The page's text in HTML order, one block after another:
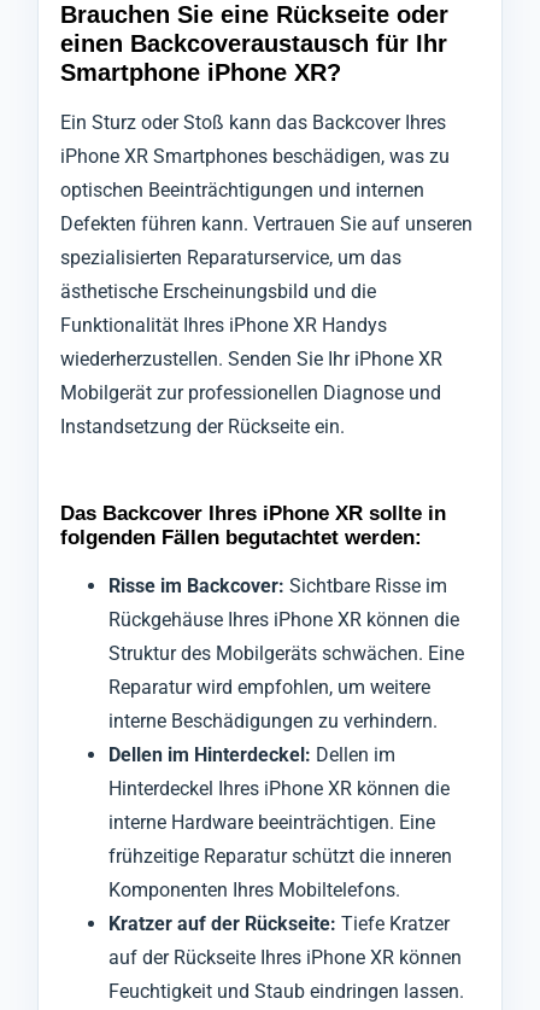
Brauchen Sie eine Rückseite oder
einen Backcoveraustausch für Ihr
Smartphone iPhone XR?
Ein Sturz oder Stoß kann das Backcover Ihres
iPhone XR Smartphones beschädigen, was zu
optischen Beeinträchtigungen und internen
Defekten führen kann. Vertrauen Sie auf unseren
spezialisierten Reparaturservice, um das
ästhetische Erscheinungsbild und die
Funktionalität Ihres iPhone XR Handys
wiederherzustellen. Senden Sie Ihr iPhone XR
Mobilgerät zur professionellen Diagnose und
Instandsetzung der Rückseite ein.
Das Backcover Ihres iPhone XR sollte in
folgenden Fällen begutachtet werden:
Risse im Backcover: Sichtbare Risse im
Rückgehäuse Ihres iPhone XR können die
Struktur des Mobilgeräts schwächen. Eine
Reparatur wird empfohlen, um weitere
interne Beschädigungen zu verhindern.
Dellen im Hinterdeckel: Dellen im
Hinterdeckel Ihres iPhone XR können die
interne Hardware beeinträchtigen. Eine
frühzeitige Reparatur schützt die inneren
Komponenten Ihres Mobiltelefons.
Kratzer auf der Rückseite: Tiefe Kratzer
auf der Rückseite Ihres iPhone XR können
Feuchtigkeit und Staub eindringen lassen.